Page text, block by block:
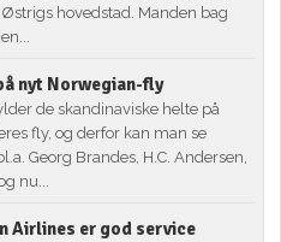
hovedstad. Manden bag
nyt Norwegian-fly
de skandinaviske helte på
fly, og derfor kan man se
Georg Brandes, H.C. Andersen,
nu...
Airlines er god service